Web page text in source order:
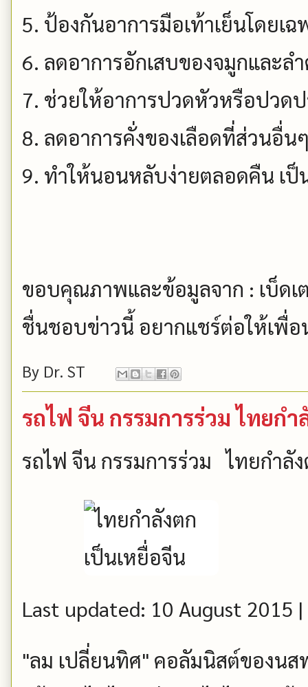
5. ป้องกันอาการมือเท้าเย็นโดยเ
6. ลดอาการอักเสบของจมูกและล
7. ช่วยให้อาการปวดหัวหรือปวด
8. ลดอาการคั่งของเลือดที่ส่วนอื่น
9. ทำให้นอนหลับง่ายตลอดคืน เป็
ขอบคุณภาพและข้อมูลจาก : เบ็ดเ
ชื่นชอบข่าวนี้ อยากแชร์ต่อให้เพื่อ
By Dr. ST
รถไฟ จีน กรรมการร่วม ไทยก
รถไฟ จีน กรรมการร่วม ไทยกำลั
Last updated: 10 August 2015
"ลม เปลี่ยนทิศ" คอลัมนิสต์ของนส